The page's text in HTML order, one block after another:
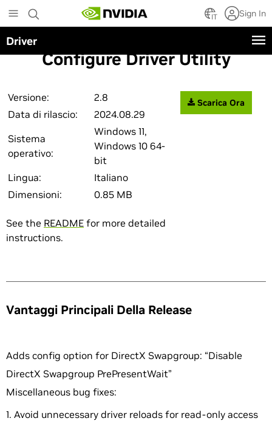
to
main
content
IT Sign In
Driver
Configure Driver Utility
Versione:
2.8
Data di rilascio:
2024.08.29
Sistema
operativo:
Windows 11,
Windows 10 64-
bit
Lingua:
Italiano
Dimensioni:
0.85 MB
See the README for more detailed
instructions.
Scarica Ora
Vantaggi Principali Della Release
Adds config option for DirectX Swapgroup: “Disable
DirectX Swapgroup PrePresentWait”
Miscellaneous bug fixes:
Avoid unnecessary driver reloads for read-only access